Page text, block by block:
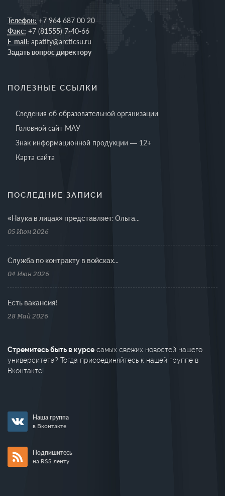
Телефон: +7 964 687 00 20
Факс: +7 (81555) 7-40-66
E-mail: apatity@arcticsu.ru
Задать вопрос директору
ПОЛЕЗНЫЕ ССЫЛКИ
Сведения об образовательной организации
Головной сайт МАУ
Знак информационной продукции — 12+
Карта сайта
ПОСЛЕДНИЕ ЗАПИСИ
«Наука в лицах» представляет: Ольга...
05 Июн 2026
Cлужба по контракту в войсках...
04 Июн 2026
Есть вакансия!
28 Май 2026
Стремитесь быть в курсе самых свежих новостей нашего
университета? Тогда присоединяйтесь к нашей группе в
Вконтакте!
Наша группа
в Вконтакте
Подпишитесь
на RSS ленту